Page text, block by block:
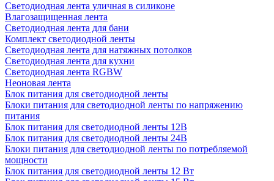
Светодиодная лента уличная в силиконе
Влагозащищенная лента
Светодиодная лента для бани
Комплект светодиодной ленты
Светодиодная лента для натяжных потолков
Светодиодная лента для кухни
Светодиодная лента RGBW
Неоновая лента
Блок питания для светодиодной ленты
Блоки питания для светодиодной ленты по напряжению
питания
Блок питания для светодиодной ленты 12В
Блок питания для светодиодной ленты 24В
Блоки питания для светодиодной ленты по потребляемой
мощности
Блок питания для светодиодной ленты 12 Вт